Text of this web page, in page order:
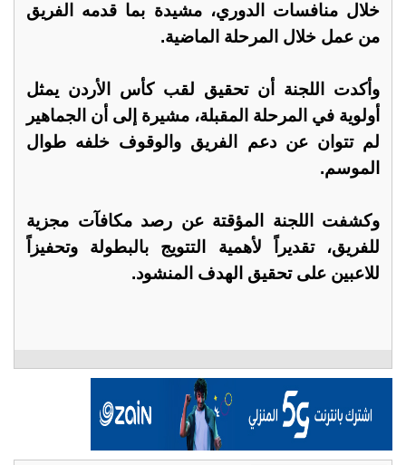
خلال منافسات الدوري، مشيدة بما قدمه الفريق
من عمل خلال المرحلة الماضية.
وأكدت اللجنة أن تحقيق لقب كأس الأردن يمثل
أولوية في المرحلة المقبلة، مشيرة إلى أن الجماهير
لم تتوان عن دعم الفريق والوقوف خلفه طوال
الموسم.
وكشفت اللجنة المؤقتة عن رصد مكافآت مجزية
للفريق، تقديراً لأهمية التتويج بالبطولة وتحفيزاً
للاعبين على تحقيق الهدف المنشود.